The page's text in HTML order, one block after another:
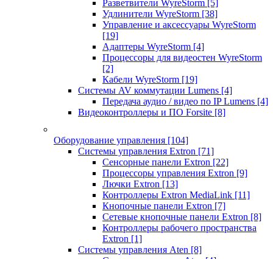
Разветвители WyreStorm [5]
Удлинители WyreStorm [38]
Управление и аксессуары WyreStorm
[19]
Адаптеры WyreStorm [4]
Процессоры для видеостен WyreStorm
[2]
Кабели WyreStorm [19]
Системы AV коммутации Lumens [4]
Передача аудио / видео по IP Lumens [4]
Видеоконтроллеры и ПО Forsite [8]
Оборудование управления [104]
Системы управления Extron [71]
Сенсорные панели Extron [22]
Процессоры управления Extron [9]
Лючки Extron [13]
Контроллеры Extron MediaLink [11]
Кнопочные панели Extron [7]
Сетевые кнопочные панели Extron [8]
Контроллеры рабочего пространства
Extron [1]
Системы управления Aten [8]